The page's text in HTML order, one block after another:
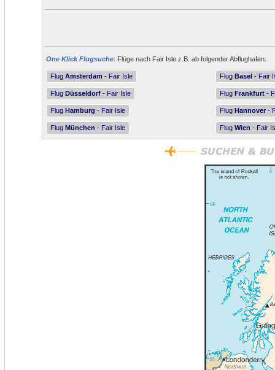
One Klick Flugsuche: Flüge nach Fair Isle z.B. ab folgender Abflughafen:
Flug Amsterdam - Fair Isle Flug Basel - Fair
Flug Düsseldorf - Fair Isle Flug Frankfurt -
Flug Hamburg - Fair Isle Flug Hannover -
Flug München - Fair Isle Flug Wien - Fair